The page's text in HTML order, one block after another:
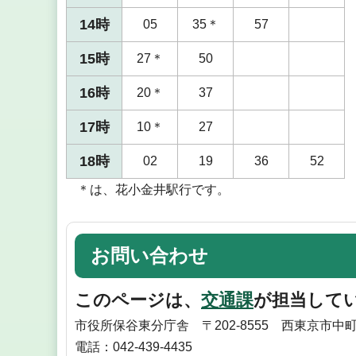
14時 05 35＊ 57
15時 27＊ 50
16時 20＊ 37
17時 10＊ 27
18時 02 19 36 52
＊は、花小金井駅行です。
お問い合わせ
このページは、 交通課が担当して
市役所保谷東分庁舎 〒202-8555 西東京市中
電話：042-439-4435